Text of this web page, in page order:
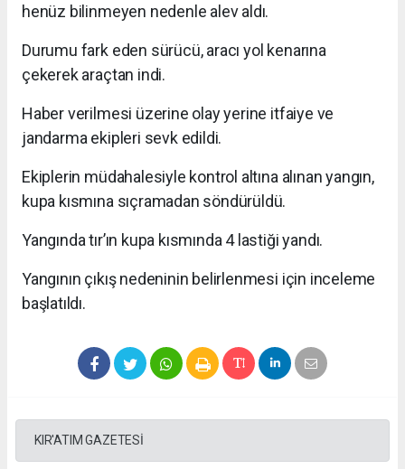
henüz bilinmeyen nedenle alev aldı.
Durumu fark eden sürücü, aracı yol kenarına
çekerek araçtan indi.
Haber verilmesi üzerine olay yerine itfaiye ve
jandarma ekipleri sevk edildi.
Ekiplerin müdahalesiyle kontrol altına alınan yangın,
kupa kısmına sıçramadan söndürüldü.
Yangında tır’ın kupa kısmında 4 lastiği yandı.
Yangının çıkış nedeninin belirlenmesi için inceleme
başlatıldı.
KIR'ATIM GAZETESİ